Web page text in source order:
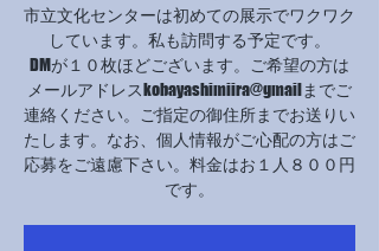
市立文化センターは初めての展示でワクワク
しています。私も訪問する予定です。
DMが１０枚ほどございます。ご希望の方は
メールアドレスkobayashimiira@gmailまでご
連絡ください。ご指定の御住所までお送りい
たします。なお、個人情報がご心配の方はご
応募をご遠慮下さい。料金はお１人８００円
です。